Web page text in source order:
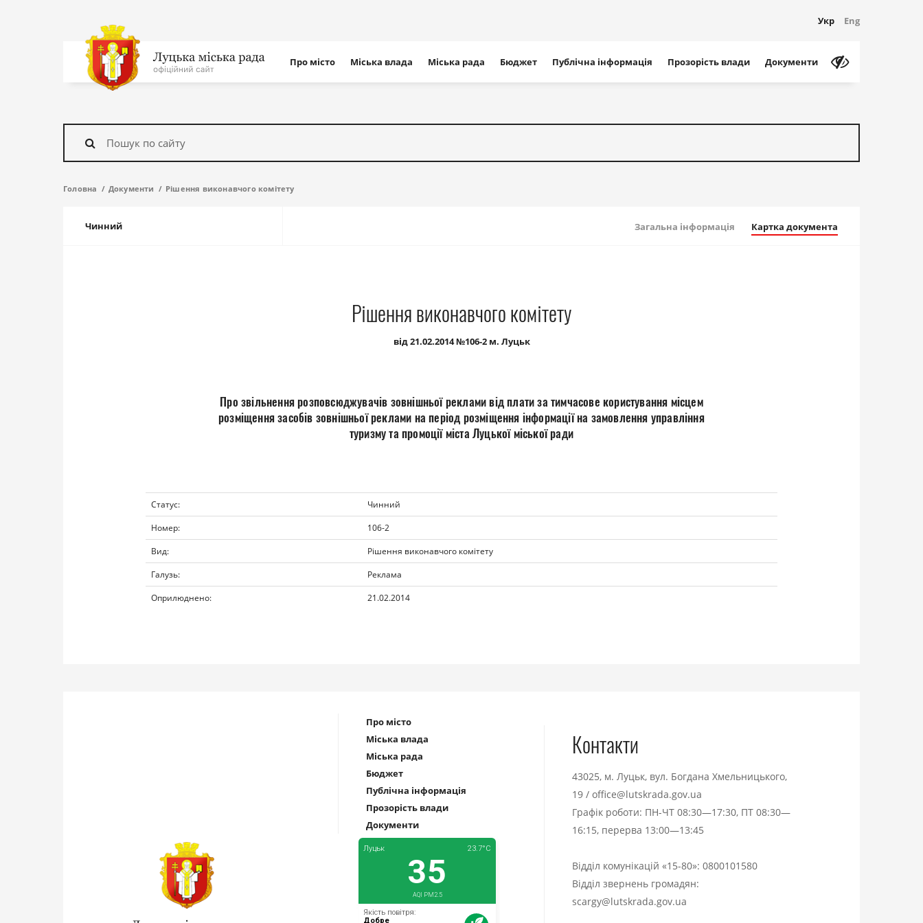
Укр Eng
На
головну
сайту
Про місто Міська влада Міська рада Бюджет Публічна інформація Прозорість влади Документи
Знайти
Головна Документи Рішення виконавчого комітету
Чинний Загальна інформація Картка документа
Рішення виконавчого комітету
від 21.02.2014 №106-2 м. Луцьк
Про звільнення розповсюджувачів зовнішньої реклами від плати за тимчасове користування місцем
розміщення засобів зовнішньої реклами на період розміщення інформації на замовлення управління
туризму та промоції міста Луцької міської ради
Статус:
Чинний
Номер:
106-2
Вид:
Рішення виконавчого комітету
Галузь:
Реклама
Оприлюднено:
21.02.2014
Про місто
Міська влада
Міська рада
Бюджет
Публічна інформація
Прозорість влади
Документи
Контакти
43025, м. Луцьк, вул. Богдана Хмельницького,
19 / office@lutskrada.gov.ua
Графік роботи: ПН-ЧТ 08:30—17:30, ПТ 08:30—
16:15, перерва 13:00—13:45
Відділ комунікацій «15-80»: 0800101580
Відділ звернень громадян:
scargy@lutskrada.gov.ua